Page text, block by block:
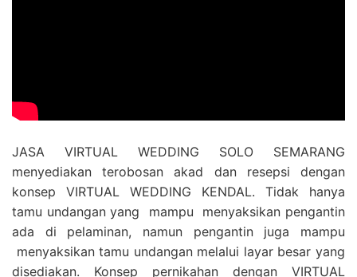
JASA VIRTUAL WEDDING SOLO SEMARANG
menyediakan terobosan akad dan resepsi dengan
konsep VIRTUAL WEDDING KENDAL. Tidak hanya
tamu undangan yang mampu menyaksikan pengantin
ada di pelaminan, namun pengantin juga mampu
menyaksikan tamu undangan melalui layar besar yang
disediakan. Konsep pernikahan dengan VIRTUAL